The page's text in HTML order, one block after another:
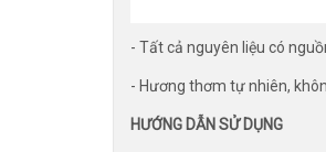
- Tất cả nguyên liệu có
- Hương thơm tự nhiên,
HƯỚNG DẪN SỬ DỤNG